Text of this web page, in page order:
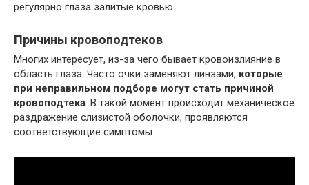
регулярно глаза залитые кровью.
Причины кровоподтеков
Многих интересует, из-за чего бывает кровоизлияние в
область глаза. Часто очки заменяют линзами, которые
при неправильном подборе могут стать причиной
кровоподтека. В такой момент происходит механическое
раздражение слизистой оболочки, проявляются
соответствующие симптомы.